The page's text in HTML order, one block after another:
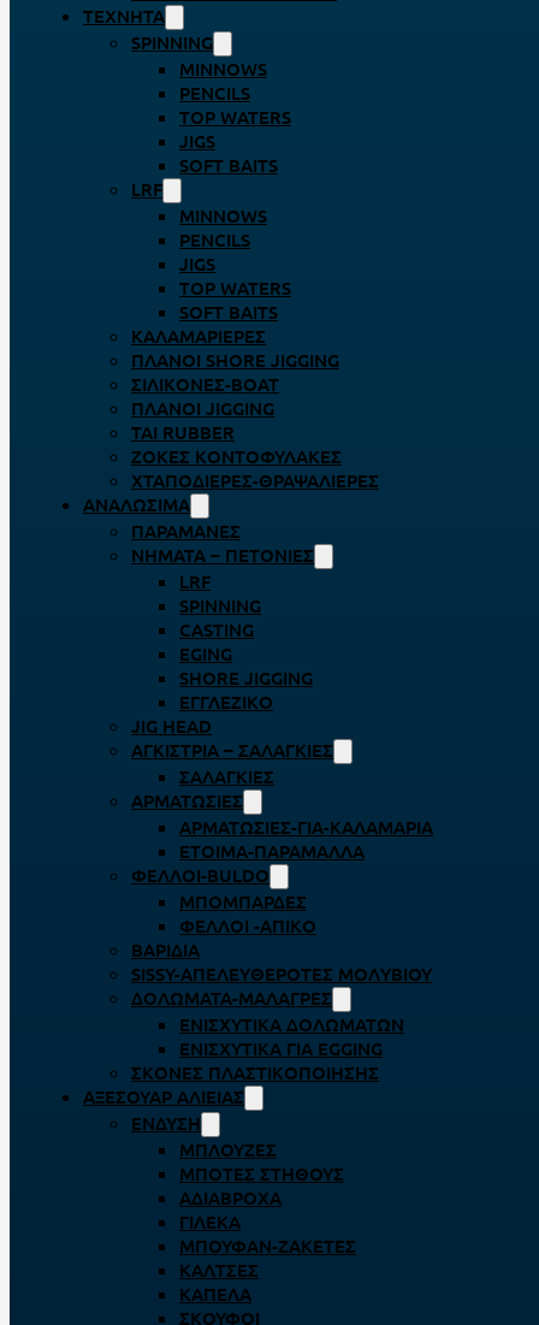
ΤΕΧΝΗΤΆ
SPINNING
MINNOWS
PENCILS
TOP WATERS
JIGS
SOFT BAITS
LRF
MINNOWS
PENCILS
JIGS
TOP WATERS
SOFT BAITS
ΚΑΛΑΜΑΡΙΈΡΕΣ
ΠΛΆΝΟΙ SHORE JIGGING
ΣΙΛΙΚΌΝΕΣ-BOAT
ΠΛΆΝΟΙ JIGGING
TAI RUBBER
ΖΌΚΕΣ ΚΟΝΤΟΦΎΛΑΚΕΣ
ΧΤΑΠΟΔΙΈΡΕΣ-ΘΡΑΨΑΛΙΈΡΕΣ
ΑΝΑΛΏΣΙΜΑ
ΠΑΡΑΜΆΝΕΣ
ΝΉΜΑΤΑ – ΠΕΤΟΝΙΈΣ
LRF
SPINNING
CASTING
EGING
SHORE JIGGING
ΕΓΓΛΈΖΙΚΟ
JIG HEAD
ΑΓΚΊΣΤΡΙΑ – ΣΑΛΑΓΚΙΈΣ
ΣΑΛΑΓΚΙΈΣ
ΑΡΜΑΤΩΣΙΈΣ
ΑΡΜΑΤΩΣΙΈΣ-ΓΙΑ-ΚΑΛΑΜΆΡΙΑ
ΈΤΟΙΜΑ-ΠΑΡΆΜΑΛΛΑ
ΦΕΛΛΟΊ-BULDO
ΜΠΟΜΠΆΡΔΕΣ
ΦΕΛΛΟΊ -ΑΠΊΚΟ
ΒΑΡΊΔΙΑ
SISSY-ΑΠΕΛΕΥΘΕΡΟΤΈΣ ΜΟΛΥΒΙΟΎ
ΔΟΛΏΜΑΤΑ-ΜΑΛΆΓΡΕΣ
ΕΝΙΣΧΥΤΙΚΆ ΔΟΛΩΜΆΤΩΝ
ΕΝΙΣΧΥΤΙΚΆ ΓΙΑ EGGING
ΣΚΌΝΕΣ ΠΛΑΣΤΙΚΟΠΟΊΗΣΗΣ
ΑΞΕΣΟΥΆΡ ΑΛΙΕΊΑΣ
ΈΝΔΥΣΗ
ΜΠΛΟΎΖΕΣ
ΜΠΌΤΕΣ ΣΤΉΘΟΥΣ
ΑΔΙΆΒΡΟΧΑ
ΓΙΛΈΚΑ
ΜΠΟΥΦΆΝ-ΖΑΚΈΤΕΣ
ΚΆΛΤΣΕΣ
ΚΑΠΈΛΑ
ΣΚΟΎΦΟΙ